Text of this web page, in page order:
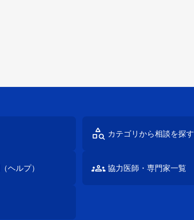
カテゴリから相談を探す
（ヘルプ） 協⼒医師・ 専⾨家⼀覧